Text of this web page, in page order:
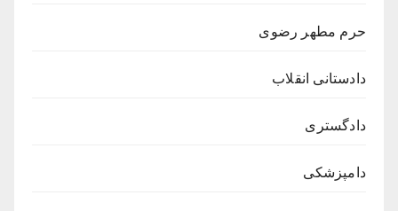
حرم مطهر رضوی
دادستانی انقلاب
دادگستری
دامپزشکی